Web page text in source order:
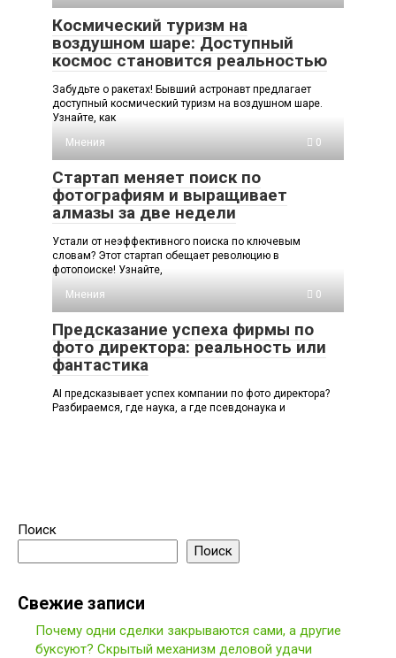
Космический туризм на
воздушном шаре: Доступный
космос становится реальностью
Забудьте о ракетах! Бывший астронавт предлагает
доступный космический туризм на воздушном шаре.
Узнайте, как
Мнения
0
Стартап меняет поиск по
фотографиям и выращивает
алмазы за две недели
Устали от неэффективного поиска по ключевым
словам? Этот стартап обещает революцию в
фотопоиске! Узнайте,
Мнения
0
Предсказание успеха фирмы по
фото директора: реальность или
фантастика
AI предсказывает успех компании по фото директора?
Разбираемся, где наука, а где псевдонаука и
Поиск
Поиск
Свежие записи
Почему одни сделки закрываются сами, а другие
буксуют? Скрытый механизм деловой удачи